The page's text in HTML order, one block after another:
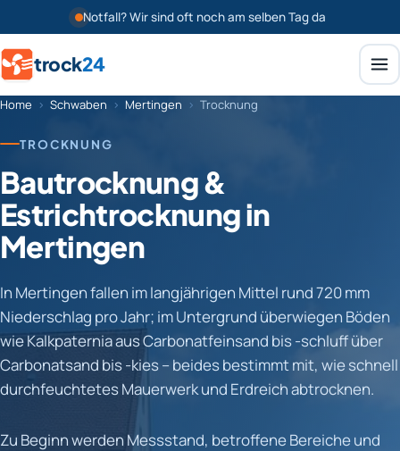
Notfall? Wir sind oft noch am selben Tag da
trock24
Home › Schwaben › Mertingen › Trocknung
TROCKNUNG
Bautrocknung &
Estrichtrocknung in
Mertingen
In Mertingen fallen im langjährigen Mittel rund 720 mm
Niederschlag pro Jahr; im Untergrund überwiegen Böden
wie Kalkpaternia aus Carbonatfeinsand bis -schluff über
Carbonatsand bis -kies – beides bestimmt mit, wie schnell
durchfeuchtetes Mauerwerk und Erdreich abtrocknen.
Zu Beginn werden Messstand, betroffene Bereiche und